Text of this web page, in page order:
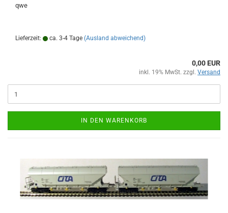
qwe
Lieferzeit: ca. 3-4 Tage (Ausland abweichend)
0,00 EUR
inkl. 19% MwSt. zzgl. Versand
IN DEN WARENKORB